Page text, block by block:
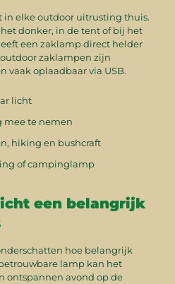
in elke outdoor uitrusting thuis.
donker, in de tent of bij het
een zaklamp direct helder
zaklampen zijn
vaak oplaadbaar via USB.
licht
mee te nemen
hiking en bushcraft
of campinglamp
een belangrijk
hoe belangrijk
lamp kan het
ontspannen avond op de